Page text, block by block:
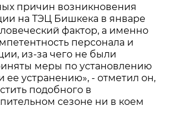
причин возникновения
на ТЭЦ Бишкека в январе
фактор, а именно
персонала и
из-за чего не были
меры по установлению
устранению», - отметил он,
подобного в
сезоне ни в коем